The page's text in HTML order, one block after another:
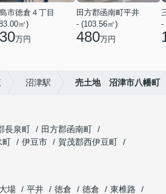
市徳倉４丁目
㎡)
万円
田方郡函南町平井
- (103.56㎡)
480万円
-
沼津駅 売土地 沼津市八幡町
長泉町
田方郡函南町
町 伊豆市
賀茂郡西伊豆町
大場 平井 徳倉 徳倉
東椎路